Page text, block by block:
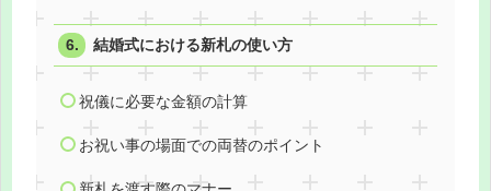
結婚式における新札の使い方
祝儀に必要な金額の計算
お祝い事の場面での両替のポイント